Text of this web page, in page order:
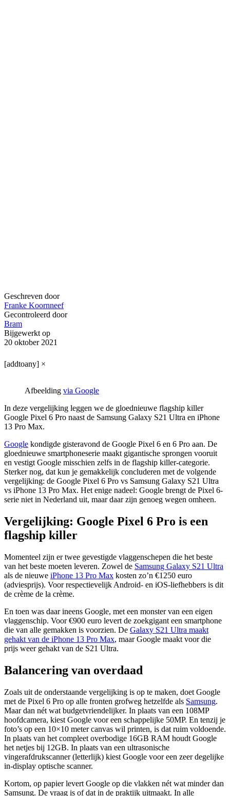
Geschreven door
Franke Koornneef
Gecontroleerd door
Bram
Bijgewerkt op
20 oktober 2021
[addtoany] ×
Afbeelding via Google
In deze vergelijking leggen we de gloednieuwe flagship killer
Google Pixel 6 Pro naast de Samsung Galaxy S21 Ultra en iPhone
13 Pro Max.
Google kondigde gisteravond de Google Pixel 6 en 6 Pro aan. De
gloednieuwe smartphoneserie maakt gigantische sprongen vooruit
en vestigt Google misschien zelfs in de flagship killer-categorie.
Sterker nog, dat kun je gemakkelijk concluderen met de volgende
vergelijking: de Google Pixel 6 Pro vs Samsung Galaxy S21 Ultra
vs iPhone 13 Pro Max. Het enige nadeel: Google brengt de Pixel 6-
serie niet in Nederland uit, maar daar zijn genoeg wegen omheen.
Vergelijking: Google Pixel 6 Pro is een
flagship killer
Momenteel zijn er twee gevestigde vlaggenschepen die het beste
van het beste moeten leveren. Zowel de Samsung Galaxy S21 Ultra
als de nieuwe iPhone 13 Pro Max kosten zo’n €1250 euro
(adviesprijs). Voor respectievelijk Android- en iOS-liefhebbers is dit
de crème de la crème.
En toen was daar ineens Google, met een monster van een eigen
vlaggenschip. Voor €900 euro levert de zoekgigant een smartphone
die van alle gemakken is voorzien. De Galaxy S21 Ultra maakt
gehakt van de iPhone 13 Pro Max, maar Google maakt voor die
prijs weer gehakt van de S21 Ultra.
Balancering van overdaad
Zoals uit de onderstaande vergelijking is op te maken, doet Google
met de Pixel 6 Pro op alle fronten grofweg hetzelfde als Samsung.
Maar dan nét wat budgetvriendelijker. In plaats van een 108MP
hoofdcamera, kiest Google voor een schappelijke 50MP. En tenzij je
foto’s op een 10×10 meter canvas wil printen, is dat ruim voldoende.
In plaats van het compleet overbodige 16GB RAM houdt Google
het netjes bij 12GB. In plaats van een ultrasonische
vingerafdrukscanner (letterlijk) kiest Google voor een zeer degelijke
in-display optische scanner.
Kortom, op papier levert Google op die vlakken nét wat minder dan
Samsung. De vraag is of dat in de praktijk uitmaakt. In alle